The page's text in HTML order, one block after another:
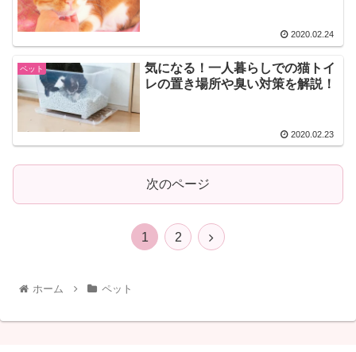
2020.02.24
ペット
気になる！一人暮らしでの猫トイ
レの置き場所や臭い対策を解説！
2020.02.23
次のページ
1 2
ホーム ペット